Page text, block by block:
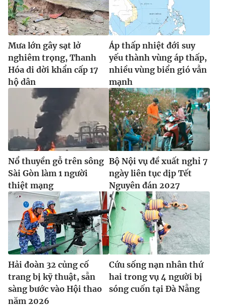
Mưa lớn gây sạt lở
nghiêm trọng, Thanh
Hóa di dời khẩn cấp 17
hộ dân
Áp thấp nhiệt đới suy
yếu thành vùng áp thấp,
nhiều vùng biển gió vẫn
mạnh
Nổ thuyền gỗ trên sông
Sài Gòn làm 1 người
thiệt mạng
Bộ Nội vụ đề xuất nghỉ 7
ngày liên tục dịp Tết
Nguyên đán 2027
Hải đoàn 32 củng cố
trang bị kỹ thuật, sẵn
sàng bước vào Hội thao
năm 2026
Cứu sống nạn nhân thứ
hai trong vụ 4 người bị
sóng cuốn tại Đà Nẵng